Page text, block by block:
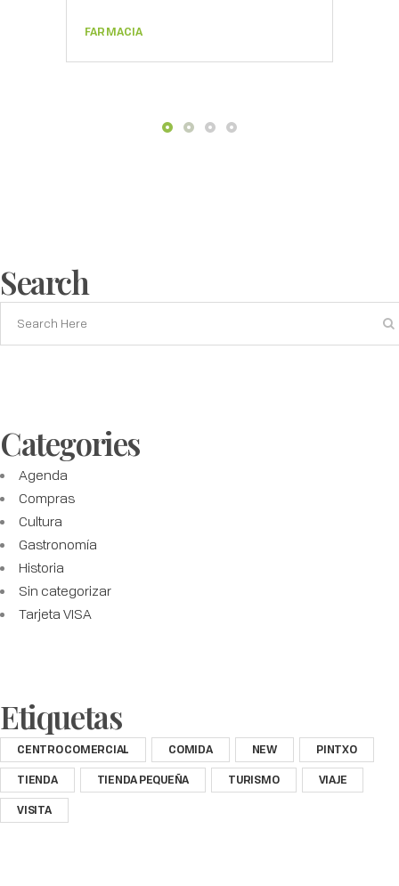
FARMACIA
FARMACIA
Search
Categories
Agenda
Compras
Cultura
Gastronomía
Historia
Sin categorizar
Tarjeta VISA
Etiquetas
CENTRO COMERCIAL COMIDA NEW
PINTXO
TIENDA
TIENDA PEQUEÑA TURISMO
VIAJE
VISITA